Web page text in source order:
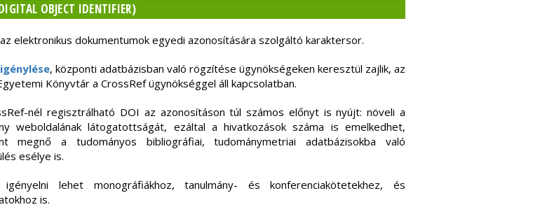
OBJECT IDENTIFIER)
elektronikus dokumentumok egyedi azonosítására szolgáltó karaktersor.
, központi adatbázisban való rögzítése ügynökségeken keresztül zajlik, az
Könyvtár a CrossRef ügynökséggel áll kapcsolatban.
nél regisztrálható DOI az azonosításon túl számos előnyt is nyújt: növeli a
weboldalának látogatottságát, ezáltal a hivatkozások száma is emelkedhet,
megnő a tudományos bibliográfiai, tudománymetriai adatbázisokba való
esélye is.
lehet monográfiákhoz, tanulmány- és konferenciakötetekhez, és
is.